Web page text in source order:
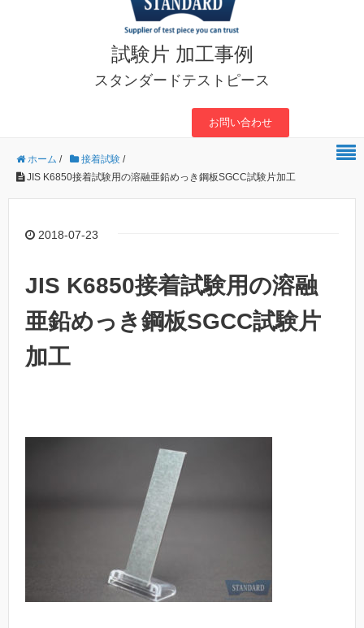
試験片 加工事例
スタンダードテストピース
お問い合わせ
ホーム / 接着試験 /
JIS K6850接着試験用の溶融亜鉛めっき鋼板SGCC試験片加工
2018-07-23
JIS K6850接着試験用の溶融
亜鉛めっき鋼板SGCC試験片
加工